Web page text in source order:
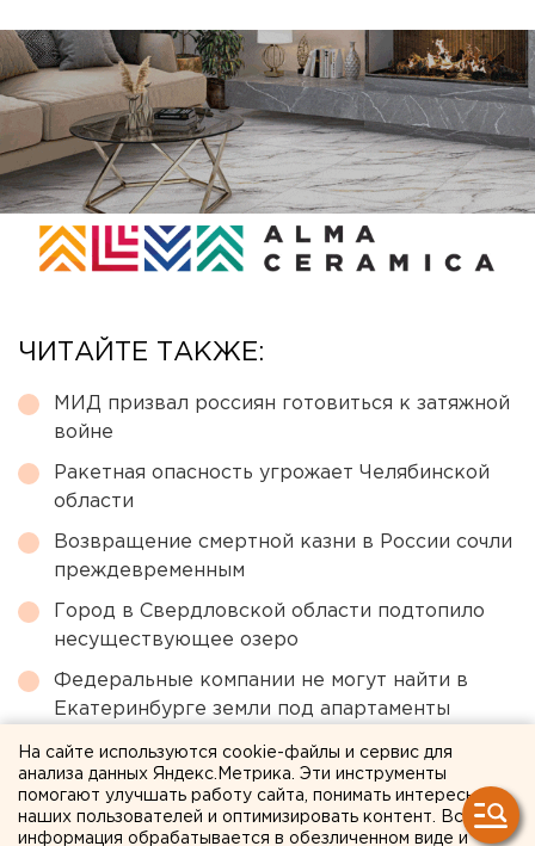
ЧИТАЙТЕ ТАКЖЕ:
МИД призвал россиян готовиться к затяжной
войне
Ракетная опасность угрожает Челябинской
области
Возвращение смертной казни в России сочли
преждевременным
Город в Свердловской области подтопило
несуществующее озеро
Федеральные компании не могут найти в
Екатеринбурге земли под апартаменты
← НОВОСТИ
19 ОКТЯБРЯ 2021 В 14:46
На сайте используются cookie-файлы и сервис для
анализа данных Яндекс.Метрика. Эти инструменты
помогают улучшать работу сайта, понимать интересы
наших пользователей и оптимизировать контент. Вся
информация обрабатывается в обезличенном виде и